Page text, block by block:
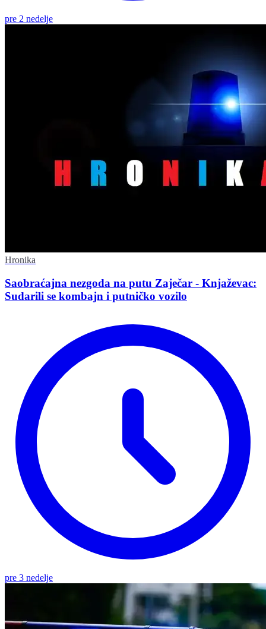
pre 2 nedelje
Hronika
Saobraćajna nezgoda na putu Zaječar - Knjaževac:
Sudarili se kombajn i putničko vozilo
pre 3 nedelje